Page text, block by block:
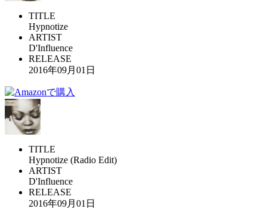
TITLE
Hypnotize
ARTIST
D'Influence
RELEASE
2016年09月01日
TITLE
Hypnotize (Radio Edit)
ARTIST
D'Influence
RELEASE
2016年09月01日